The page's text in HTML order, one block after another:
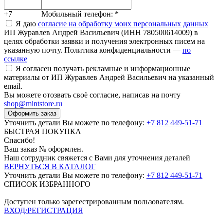
+7 Мобильный телефон: *
Я даю согласие на обработку моих персональных данных
ИП Журавлев Андрей Васильевич (ИНН 780500614009) в
целях обработки заявки и получения электронных писем на
указанную почту. Политика конфиденциальности — по
ссылке
Я согласен получать рекламные и информационные
материалы от ИП Журавлев Андрей Васильевич на указанный
email.
Вы можете отозвать своё согласие, написав на почту
shop@mintstore.ru
Оформить заказ
Уточнить детали Вы можете по телефону: +7 812 449-51-71
БЫСТРАЯ ПОКУПКА
Спасибо!
Ваш заказ № оформлен.
Наш сотрудник свяжется с Вами для уточнения деталей
ВЕРНУТЬСЯ В КАТАЛОГ
Уточнить детали Вы можете по телефону: +7 812 449-51-71
СПИСОК ИЗБРАННОГО
Доступен только зарегестрированным пользователям.
ВХОД/РЕГИСТРАЦИЯ